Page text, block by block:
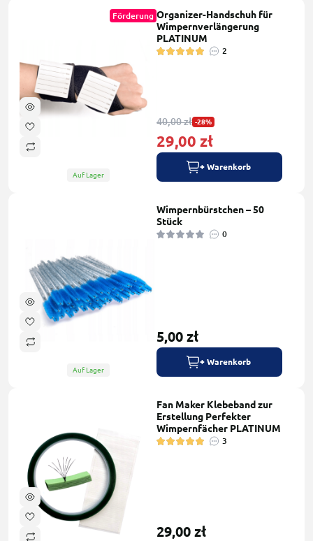
Förderung
Auf Lager
Organizer-Handschuh für
Wimpernverlängerung
PLATINUM
2
40,00 zł -28%
29,00 zł
+ Warenkorb
Auf Lager
Wimpernbürstchen – 50
Stück
0
5,00 zł
+ Warenkorb
Fan Maker Klebeband zur
Erstellung Perfekter
Wimpernfächer PLATINUM
3
29,00 zł